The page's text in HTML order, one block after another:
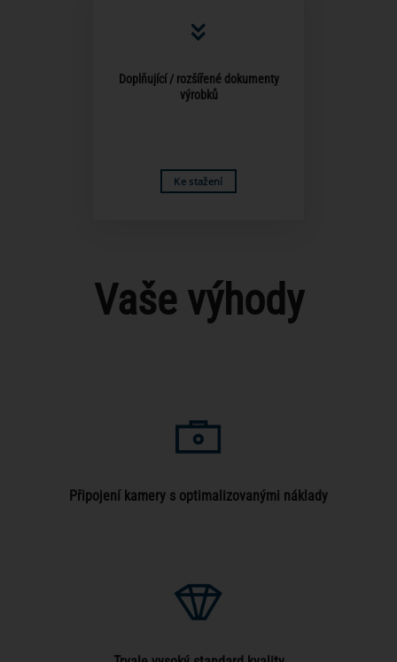
Doplňující / rozšířené dokumenty
výrobků
Ke stažení
Vaše výhody
Připojení kamery s optimalizovanými náklady